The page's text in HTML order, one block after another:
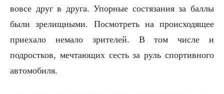
вовсе друг в друга. Упорные состязания за баллы
были зрелищными. Посмотреть на происходящее
приехало немало зрителей. В том числе и
подростков, мечтающих сесть за руль спортивного
автомобиля.